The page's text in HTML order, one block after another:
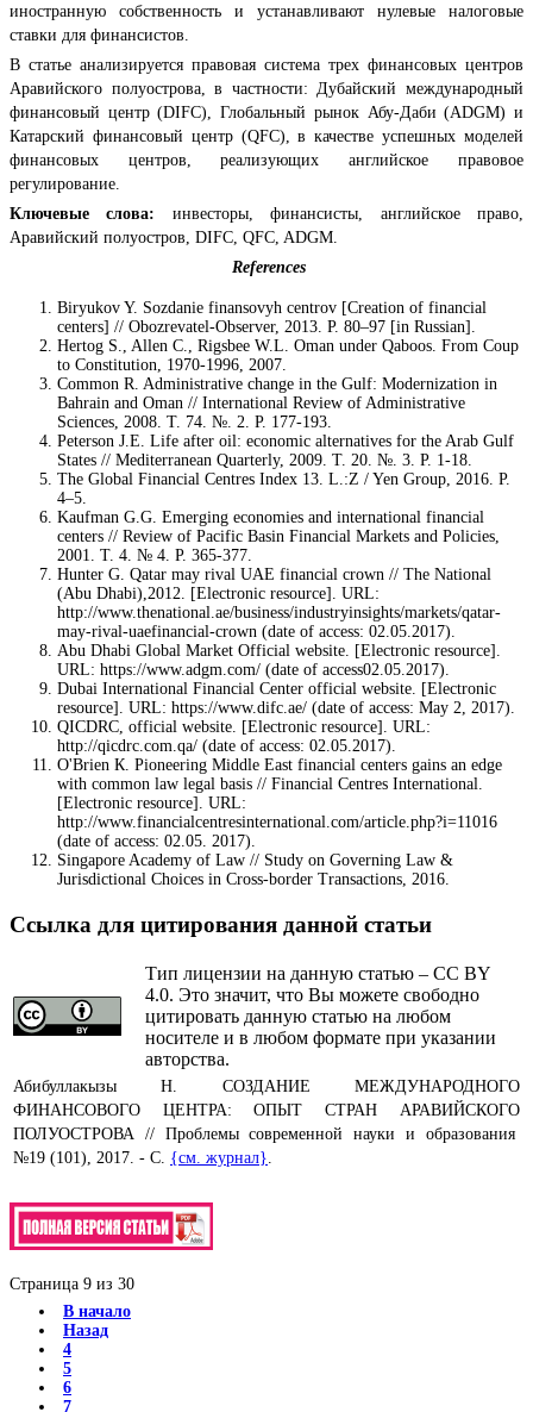
иностранную собственность и устанавливают нулевые налоговые
ставки для финансистов.
В статье анализируется правовая система трех финансовых центров
Аравийского полуострова, в частности: Дубайский международный
финансовый центр (DIFC), Глобальный рынок Абу-Даби (ADGM) и
Катарский финансовый центр (QFC), в качестве успешных моделей
финансовых центров, реализующих английское правовое
регулирование.
Ключевые слова: инвесторы, финансисты, английское право,
Аравийский полуостров, DIFC, QFC, ADGM.
References
Biryukov Y. Sozdanie finansovyh centrov [Creation of financial
centers] // Obozrevatel-Observer, 2013. P. 80–97 [in Russian].
Hertog S., Allen C., Rigsbee W.L. Oman under Qaboos. From Coup
to Constitution, 1970-1996, 2007.
Common R. Administrative change in the Gulf: Modernization in
Bahrain and Oman // International Review of Administrative
Sciences, 2008. Т. 74. №. 2. P. 177-193.
Peterson J.E. Life after oil: economic alternatives for the Arab Gulf
States // Mediterranean Quarterly, 2009. Т. 20. №. 3. P. 1-18.
The Global Financial Centres Index 13. L.:Z / Yen Group, 2016. P.
4–5.
Kaufman G.G. Emerging economies and international financial
centers // Review of Pacific Basin Financial Markets and Policies,
2001. Т. 4. № 4. P. 365-377.
Hunter G. Qatar may rival UAE financial crown // The National
(Abu Dhabi),2012. [Electronic resource]. URL:
http://www.thenational.ae/business/industryinsights/markets/qatar-
may-rival-uaefinancial-crown (date of access: 02.05.2017).
Abu Dhabi Global Market Official website. [Electronic resource].
URL: https://www.adgm.com/ (date of access02.05.2017).
Dubai International Financial Center official website. [Electronic
resource]. URL: https://www.difc.ae/ (date of access: May 2, 2017).
QICDRC, official website. [Electronic resource]. URL:
http://qicdrc.com.qa/ (date of access: 02.05.2017).
O'Brien К. Pioneering Middle East financial centers gains an edge
with common law legal basis // Financial Centres International.
[Electronic resource]. URL:
http://www.financialcentresinternational.com/article.php?i=11016
(date of access: 02.05. 2017).
Singapore Academy of Law // Study on Governing Law &
Jurisdictional Choices in Cross-border Transactions, 2016.
Ссылка для цитирования данной статьи
Тип лицензии на данную статью – CC BY
4.0. Это значит, что Вы можете свободно
цитировать данную статью на любом
носителе и в любом формате при указании
авторства.
Абибуллакызы Н. СОЗДАНИЕ МЕЖДУНАРОДНОГО
ФИНАНСОВОГО ЦЕНТРА: ОПЫТ СТРАН АРАВИЙСКОГО
ПОЛУОСТРОВА // Проблемы современной науки и образования
№19 (101), 2017. - С. {см. журнал}.
Страница 9 из 30
В начало
Назад
4
5
6
7